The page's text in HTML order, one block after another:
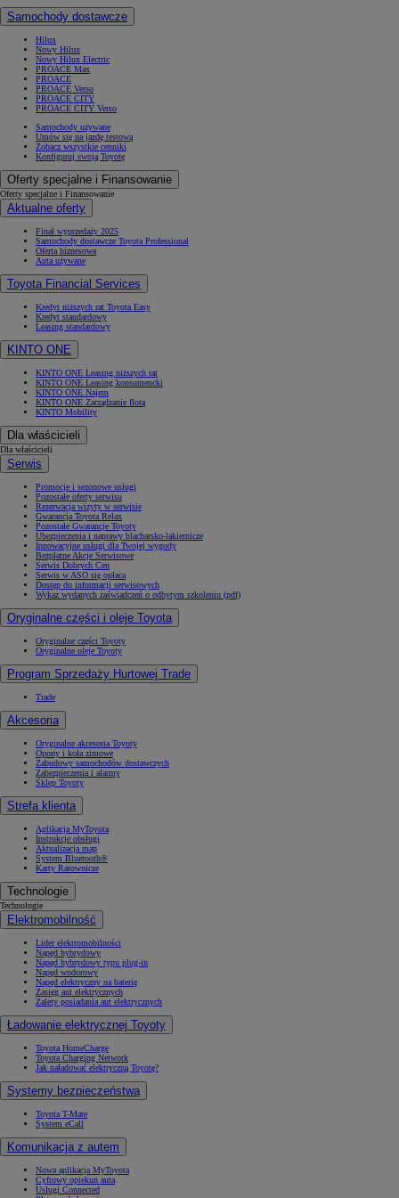
Samochody dostawcze
Hilux
Nowy Hilux
Nowy Hilux Electric
PROACE Max
PROACE
PROACE Verso
PROACE CITY
PROACE CITY Verso
Samochody używane
Umów się na jazdę testową
Zobacz wszystkie cenniki
Konfiguruj swoją Toyotę
Oferty specjalne i Finansowanie
Oferty specjalne i Finansowanie
Aktualne oferty
Finał wyprzedaży 2025
Samochody dostawcze Toyota Professional
Oferta biznesowa
Auta używane
Toyota Financial Services
Kredyt niższych rat Toyota Easy
Kredyt standardowy
Leasing standardowy
KINTO ONE
KINTO ONE Leasing niższych rat
KINTO ONE Leasing konsumencki
KINTO ONE Najem
KINTO ONE Zarządzanie flotą
KINTO Mobility
Dla właścicieli
Dla właścicieli
Serwis
Promocje i sezonowe usługi
Pozostałe oferty serwisu
Rezerwacja wizyty w serwisie
Gwarancja Toyota Relax
Pozostałe Gwarancje Toyoty
Ubezpieczenia i naprawy blacharsko-lakiernicze
Innowacyjne usługi dla Twojej wygody
Bezpłatne Akcje Serwisowe
Serwis Dobrych Cen
Serwis w ASO się opłaca
Dostęp do informacji serwisowych
Wykaz wydanych zaświadczeń o odbytym szkoleniu (pdf)
Oryginalne części i oleje Toyota
Oryginalne części Toyoty
Oryginalne oleje Toyoty
Program Sprzedaży Hurtowej Trade
Trade
Akcesoria
Oryginalne akcesoria Toyoty
Opony i koła zimowe
Zabudowy samochodów dostawczych
Zabezpieczenia i alarmy
Sklep Toyoty
Strefa klienta
Aplikacja MyToyota
Instrukcje obsługi
Aktualizacja map
System Bluetooth®
Karty Ratownicze
Technologie
Technologie
Elektromobilność
Lider elektromobilności
Napęd hybrydowy
Napęd hybrydowy typu plug-in
Napęd wodorowy
Napęd elektryczny na baterię
Zasięg aut elektrycznych
Zalety posiadania aut elektrycznych
Ładowanie elektrycznej Toyoty
Toyota HomeCharge
Toyota Charging Network
Jak naładować elektryczną Toyotę?
Systemy bezpieczeństwa
Toyota T-Mate
System eCall
Komunikacja z autem
Nowa aplikacja MyToyota
Cyfrowy opiekun auta
Usługi Connected